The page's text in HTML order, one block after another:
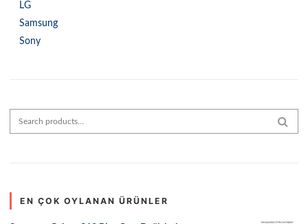
LG
Samsung
Sony
Search for:
EN ÇOK OYLANAN ÜRÜNLER